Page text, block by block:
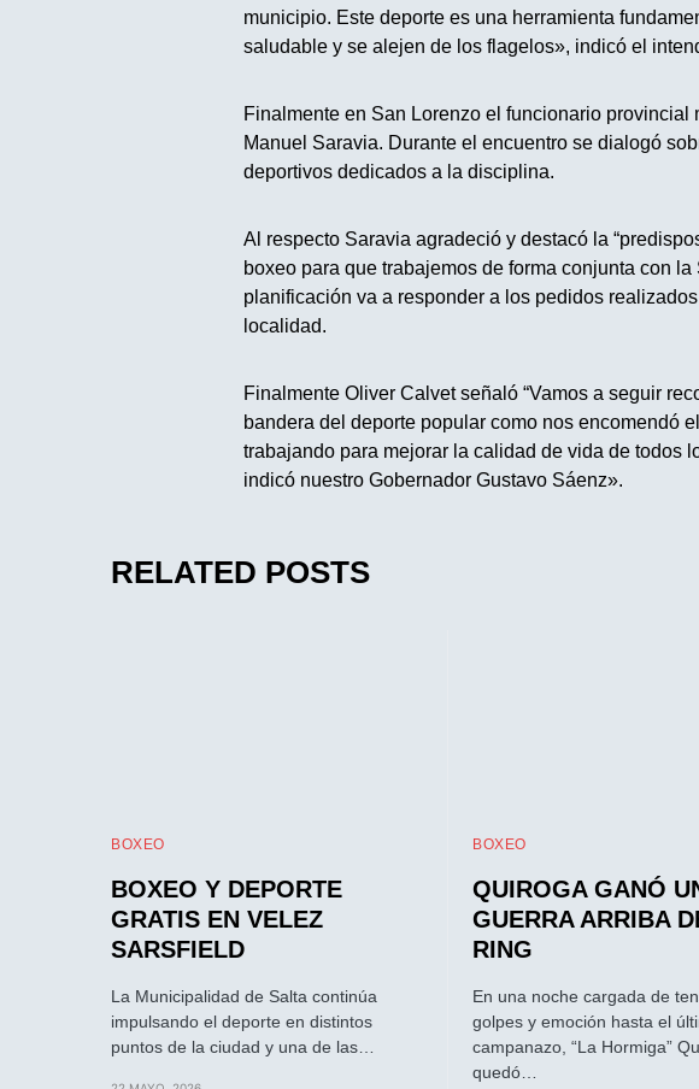
municipio. Este deporte es una herramienta
saludable y se alejen de los flagelos», indicó el
Finalmente en San Lorenzo el funcionario provincial
Manuel Saravia. Durante el encuentro se dialogó
deportivos dedicados a la disciplina.
Al respecto Saravia agradeció y destacó la
boxeo para que trabajemos de forma conjunta con
planificación va a responder a los pedidos
localidad.
Finalmente Oliver Calvet señaló “Vamos a seguir
bandera del deporte popular como nos encomendó
trabajando para mejorar la calidad de vida de todos
indicó nuestro Gobernador Gustavo Sáenz».
RELATED POSTS
BOXEO
BOXEO Y DEPORTE
GRATIS EN VELEZ
SARSFIELD
La Municipalidad de Salta continúa
impulsando el deporte en distintos
puntos de la ciudad y una de las…
BOXEO
QUIROGA GANÓ
GUERRA ARRIBA
RING
En una noche cargada de
golpes y emoción hasta el
campanazo, “La Hormiga”
quedó…